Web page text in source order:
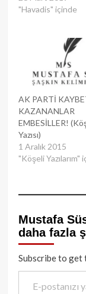
"Havadis" içinde
AK PARTİ
KAZANANLAR
EMBESİLLER!
Yazısı)
1 Aralık 2015
"Köşeli Yazılarım"
Mustafa
daha fazla
Subscribe to get
E-postanızı yazın…